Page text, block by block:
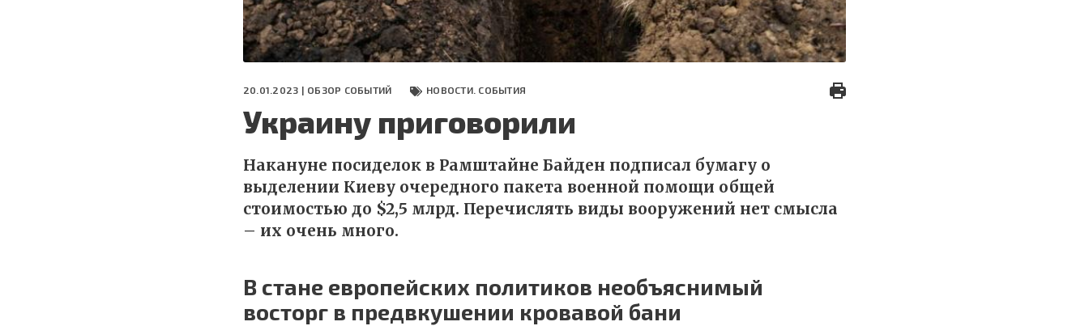
20.01.2023 | ОБЗОР СОБЫТИЙ НОВОСТИ. СОБЫТИЯ
Украину приговорили
Накануне посиделок в Рамштайне Байден подписал бумагу о
выделении Киеву очередного пакета военной помощи общей
стоимостью до $2,5 млрд. Перечислять виды вооружений нет смысла
– их очень много.
В стане европейских политиков необъяснимый
восторг в предвкушении кровавой бани